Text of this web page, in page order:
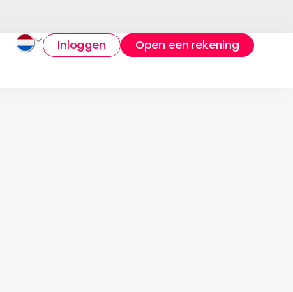
Inloggen Open een rekening